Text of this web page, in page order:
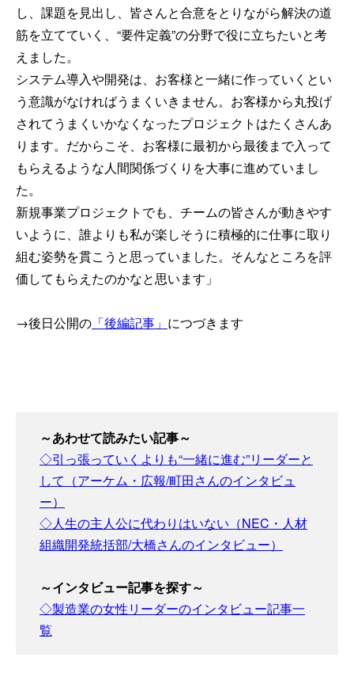
し、課題を見出し、皆さんと合意をとりながら解決の道
筋を立てていく、“要件定義”の分野で役に立ちたいと考
えました。
システム導入や開発は、お客様と一緒に作っていくとい
う意識がなければうまくいきません。お客様から丸投げ
されてうまくいかなくなったプロジェクトはたくさんあ
ります。だからこそ、お客様に最初から最後まで入って
もらえるような人間関係づくりを大事に進めていまし
た。
新規事業プロジェクトでも、チームの皆さんが動きやす
いように、誰よりも私が楽しそうに積極的に仕事に取り
組む姿勢を貫こうと思っていました。そんなところを評
価してもらえたのかなと思います」
→後日公開の 「後編記事」 につづきます
～あわせて読みたい記事～
◇引っ張っていくよりも“一緒に進む”リーダーと
して（アーケム・広報/町田さんのインタビュ
ー）
◇人生の主人公に代わりはいない（NEC・人材
組織開発統括部/大橋さんのインタビュー）
～インタビュー記事を探す～
◇製造業の女性リーダーのインタビュー記事一
覧